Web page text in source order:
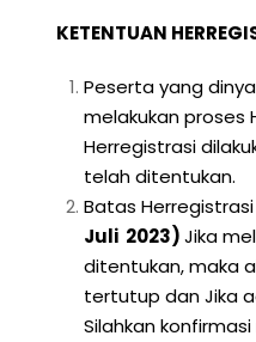
KETENTUAN
Peserta yang
melakukan proses
Herregistrasi
telah ditentukan.
Batas Herregistrasi
Juli 2023)Jika
ditentukan, maka
tertutup dan Jika
Silahkan